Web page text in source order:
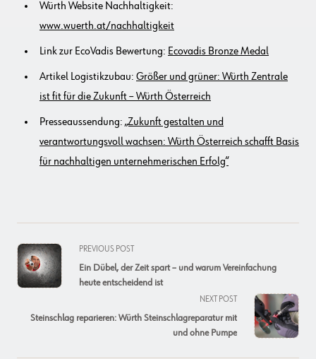
Würth Website Nachhaltigkeit:
www.wuerth.at/nachhaltigkeit
Link zur EcoVadis Bewertung: Ecovadis Bronze Medal
Artikel Logistikzubau: Größer und grüner: Würth Zentrale
ist fit für die Zukunft – Würth Österreich
Presseaussendung: „Zukunft gestalten und
verantwortungsvoll wachsen: Würth Österreich schafft Basis
für nachhaltigen unternehmerischen Erfolg“
<span
class="nav-
subtitle
reader-
PREVIOUS POST
Ein Dübel, der Zeit spart – und warum Vereinfachung
heute entscheidend ist
NEXT POST
Steinschlag reparieren: Würth Steinschlagreparatur mit
und ohne Pumpe